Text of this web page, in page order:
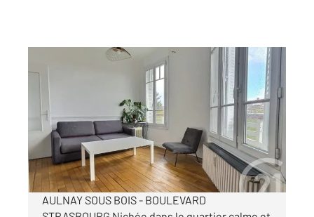
AULNAY SOUS BOIS 93
Appartement F3 à vendre
189 000 €
Visiter le site dédié
AULNAY SOUS BOIS - BOULEVARD